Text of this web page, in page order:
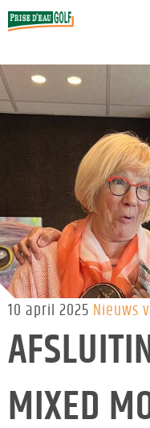
Home
10 april 2025 Nieuws
MIXED